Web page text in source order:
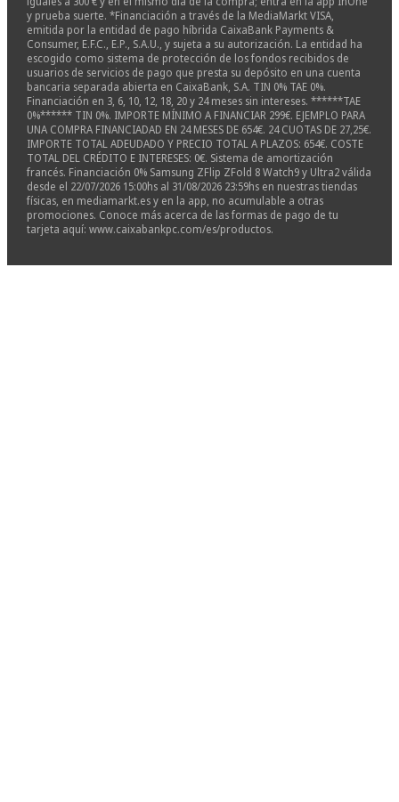
y prueba suerte. *Financiación a través de la MediaMarkt VISA,
emitida por la entidad de pago híbrida CaixaBank Payments &
Consumer, E.F.C., E.P., S.A.U., y sujeta a su autorización. La entidad ha
escogido como sistema de protección de los fondos recibidos de
usuarios de servicios de pago que presta su depósito en una cuenta
bancaria separada abierta en CaixaBank, S.A. TIN 0% TAE 0%.
Financiación en 3, 6, 10, 12, 18, 20 y 24 meses sin intereses. ******TAE
0%****** TIN 0%. IMPORTE MÍNIMO A FINANCIAR 299€. EJEMPLO PARA
UNA COMPRA FINANCIADAD EN 24 MESES DE 654€. 24 CUOTAS DE 27,25€.
IMPORTE TOTAL ADEUDADO Y PRECIO TOTAL A PLAZOS: 654€. COSTE
TOTAL DEL CRÉDITO E INTERESES: 0€. Sistema de amortización
francés. Financiación 0% Samsung ZFlip ZFold 8 Watch9 y Ultra2 válida
desde el 22/07/2026 15:00hs al 31/08/2026 23:59hs en nuestras tiendas
físicas, en mediamarkt.es y en la app, no acumulable a otras
promociones. Conoce más acerca de las formas de pago de tu
tarjeta aquí: www.caixabankpc.com/es/productos.